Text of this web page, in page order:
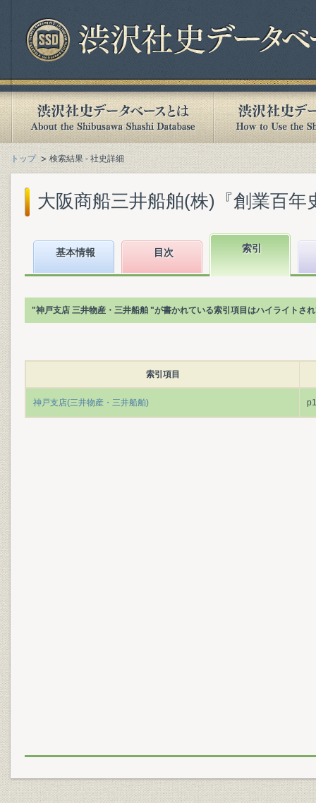
トップ 検索結果 - 社史詳細
大阪商船三井船舶(株)『創業百年
基本情報 目次 索引
"神戸支店 三井物産・三井船舶 "が書かれている索引項目はハイライトさ
索引項目
神戸支店(三井物産・三井船舶)